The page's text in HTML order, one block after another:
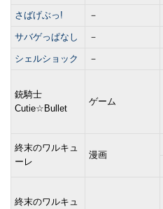
さばげぶっ! －
サバゲっぱなし －
シェルショック －
銃騎士
Cutie☆Bullet
ゲーム
終末のワルキュ
ーレ
漫画
終末のワルキュ